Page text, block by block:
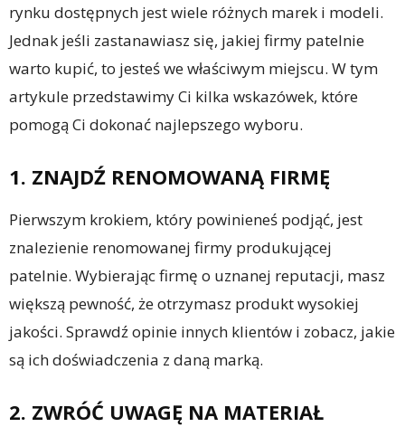
rynku dostępnych jest wiele różnych marek i modeli.
Jednak jeśli zastanawiasz się, jakiej firmy patelnie
warto kupić, to jesteś we właściwym miejscu. W tym
artykule przedstawimy Ci kilka wskazówek, które
pomogą Ci dokonać najlepszego wyboru.
1. ZNAJDŹ RENOMOWANĄ FIRMĘ
Pierwszym krokiem, który powinieneś podjąć, jest
znalezienie renomowanej firmy produkującej
patelnie. Wybierając firmę o uznanej reputacji, masz
większą pewność, że otrzymasz produkt wysokiej
jakości. Sprawdź opinie innych klientów i zobacz, jakie
są ich doświadczenia z daną marką.
2. ZWRÓĆ UWAGĘ NA MATERIAŁ